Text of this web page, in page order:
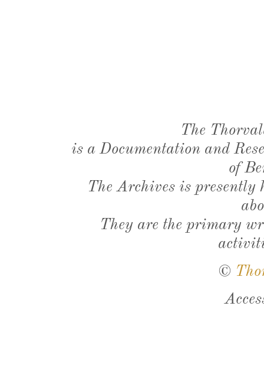
The
is a Documentation and
of
The Archives is presently
They are the primary
©